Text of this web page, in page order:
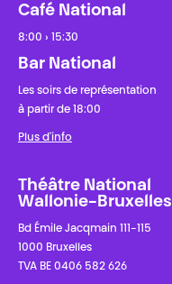
Café National
8:00 › 15:30
Bar National
Les soirs de représentation
à partir de 18:00
Plus d'info
Théâtre National
Wallonie-Bruxelles
Bd Émile Jacqmain 111-115
1000 Bruxelles
TVA BE 0406 582 626